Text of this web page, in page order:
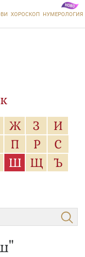
ХОРОСКОП НУМЕРОЛОГИЯ
Ж З
И
П Р
С
Ш Щ
Ъ